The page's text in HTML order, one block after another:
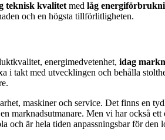
teknisk kvalitet med låg
och en högsta tillförlitligheten.
energimedvetenhet, idag
takt med utvecklingen och behålla
maskiner och service. Det finns en
marknadsutmanare. Men vi har också
är hela tiden anpassningsbar för den